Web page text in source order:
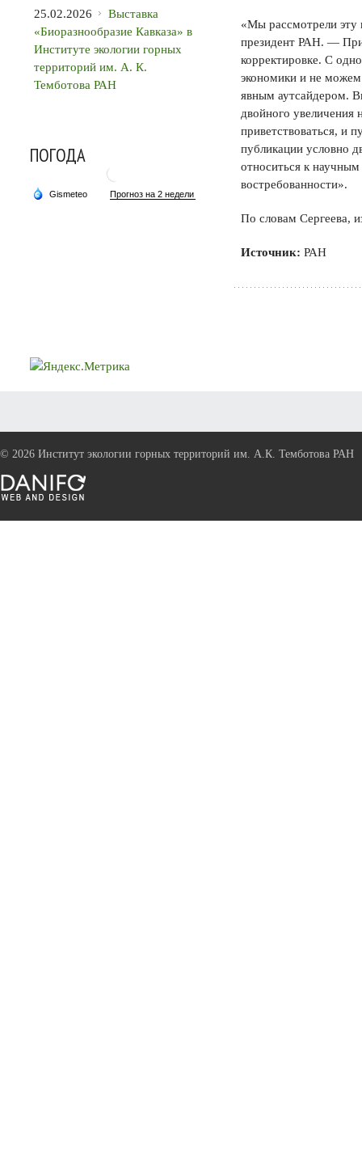
«Мы рассмотрели
президент РАН. —
корректировке. С
экономики и не можем
явным аутсайдером.
двойного увеличения
приветствоваться, и
публикации условно
относиться к
востребованности».
По словам Сергеева,
Источник: РАН
25.02.2026
Выставка
«Биоразнообразие Кавказа» в
Институте экологии горных
территорий им. А. К.
Темботова РАН
ПОГОДА
© 2026 Институт экологии горных территорий им. А.К. Темботова РАН